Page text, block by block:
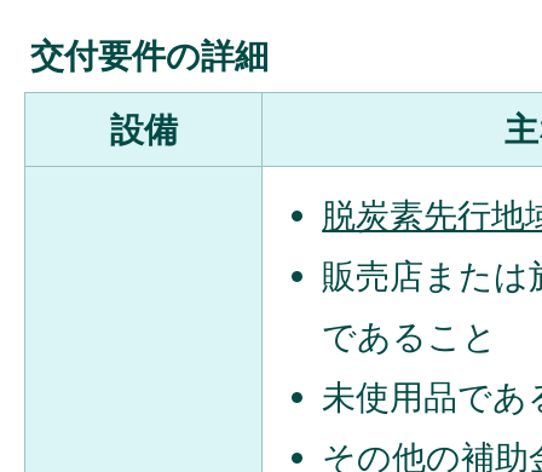
交付要件の詳細
設備
脱炭素先行地
販売店または
であること
未使用品であ
その他の補